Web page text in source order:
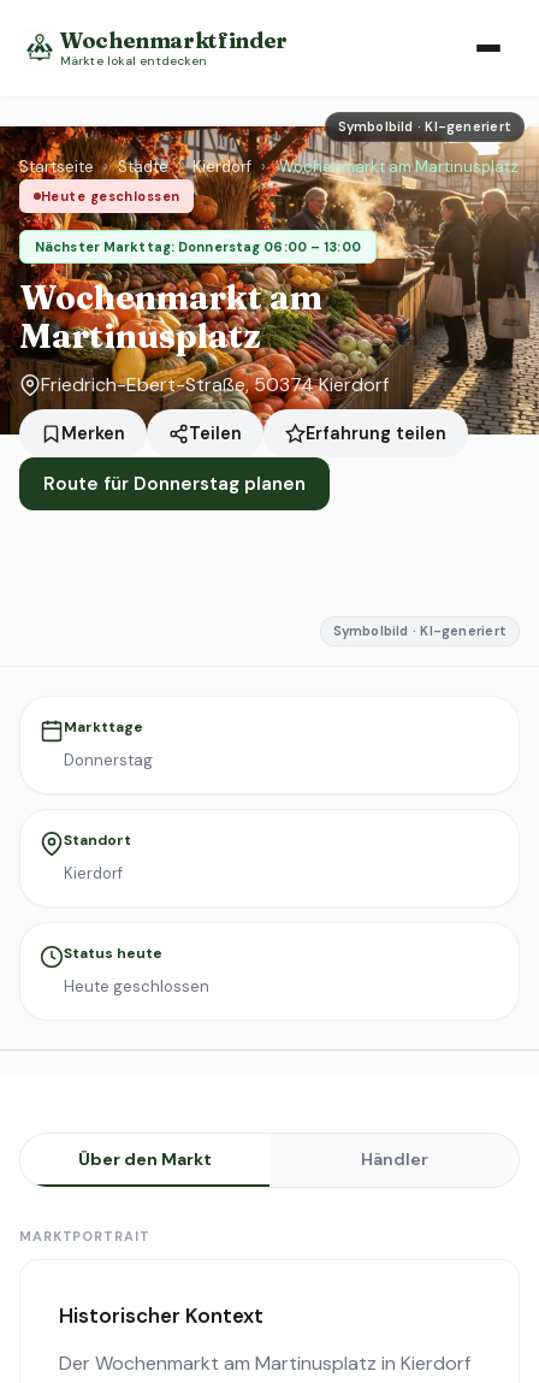
Wochenmarktfinder
Märkte lokal entdecken
Symbolbild · KI-generiert
Startseite › Städte › Kierdorf › Wochenmarkt am Martinusplatz
Heute geschlossen
Nächster Markttag: Donnerstag 06:00 – 13:00
Wochenmarkt am
Martinusplatz
Friedrich-Ebert-Straße, 50374 Kierdorf
Merken Teilen Erfahrung teilen
Route für Donnerstag planen
Symbolbild · KI-generiert
Markttage
Donnerstag
Standort
Kierdorf
Status heute
Heute geschlossen
Über den Markt Händler
MARKTPORTRAIT
Historischer Kontext
Der Wochenmarkt am Martinusplatz in Kierdorf